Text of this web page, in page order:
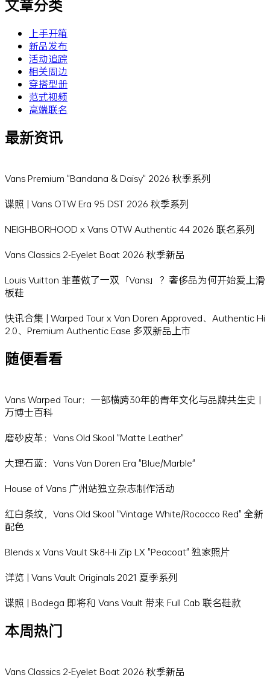
文章分类
上手开箱
新品发布
活动追踪
相关周边
穿搭型册
范式视频
高端联名
最新资讯
Vans Premium "Bandana & Daisy" 2026 秋季系列
谍照 | Vans OTW Era 95 DST 2026 秋季系列
NEIGHBORHOOD x Vans OTW Authentic 44 2026 联名系列
Vans Classics 2-Eyelet Boat 2026 秋季新品
Louis Vuitton 菲董做了一双「Vans」？奢侈品为何开始爱上滑
板鞋
快讯合集 | Warped Tour x Van Doren Approved、Authentic Hi
2.0、Premium Authentic Ease 多双新品上市
随便看看
Vans Warped Tour：一部横跨30年的青年文化与品牌共生史 |
万博士百科
磨砂皮革：Vans Old Skool "Matte Leather"
大理石蓝：Vans Van Doren Era "Blue/Marble"
House of Vans 广州站独立杂志制作活动
红白条纹，Vans Old Skool "Vintage White/Rococco Red" 全新
配色
Blends x Vans Vault Sk8-Hi Zip LX "Peacoat" 独家照片
详览 | Vans Vault Originals 2021 夏季系列
谍照 | Bodega 即将和 Vans Vault 带来 Full Cab 联名鞋款
本周热门
Vans Classics 2-Eyelet Boat 2026 秋季新品